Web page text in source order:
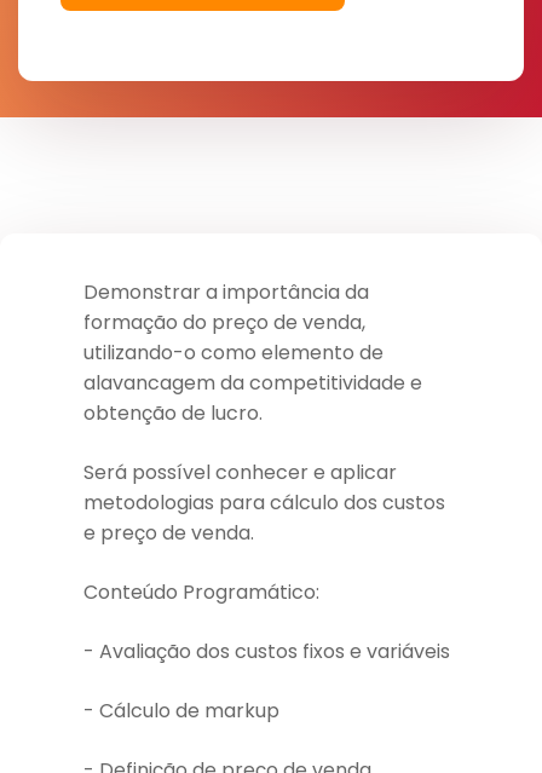
Demonstrar a importância da
formação do preço de venda,
utilizando-o como elemento de
alavancagem da competitividade e
obtenção de lucro.
Será possível conhecer e aplicar
metodologias para cálculo dos custos
e preço de venda.
Conteúdo Programático:
- Avaliação dos custos fixos e variáveis
- Cálculo de markup